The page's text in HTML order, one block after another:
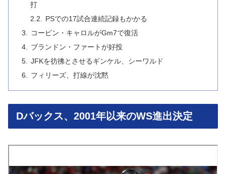
打
PSでの17試合連続記録もかかる
コービン・キャロルがGm7で復活
ブランドン・ファートが好投
JFKを彷彿とさせるギンケル、シーワルド
フィリーズ、打線が沈黙
Dバックス、2001年以来のWS進出決定